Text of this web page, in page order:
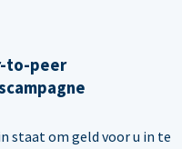
to-peer
staat om geld voor u in te